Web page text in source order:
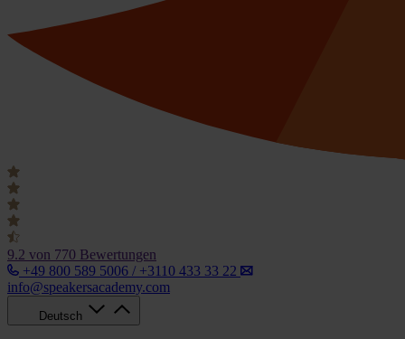
9.2 von 770 Bewertungen
+49 800 589 5006 / +3110 433 33 22
info@speakersacademy.com
Deutsch